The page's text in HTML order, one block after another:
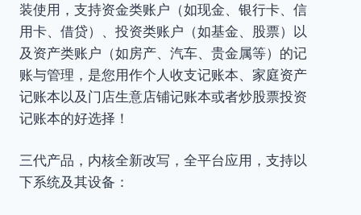
装使用，支持资金类账户（如现金、银行卡、信
用卡、借贷）、投资类账户（如基金、股票）以
及资产类账户（如房产、汽车、贵金属等）的记
账与管理，是您用作个人收支记账本、家庭资产
记账本以及门店生意店铺记账本或者炒股票投资
记账本的好选择！
三代产品，内核全新改写，全平台应用，支持以
下系统及其设备：